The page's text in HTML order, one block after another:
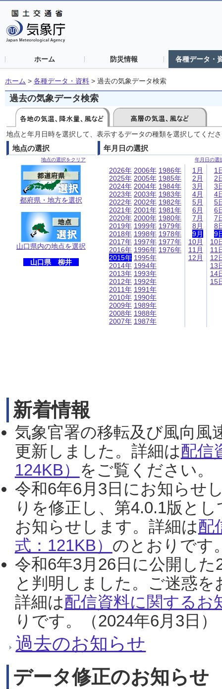
ホーム 防災情報 各種データ・
ホーム > 各種データ・資料 > 過去の気象データ検索
過去の気象データ検索
地点と年月日時を選択して、表示するデータの種類を選択してくだ
地点の選択
地点の選択をクリア
都府県・地方を選択
山口県内の地点を選択
山口県 柳井
年月日の選択
年月日の選
2026年
2025年
2024年
2023年
2022年
2021年
2020年
2019年
2018年
2017年
2016年
2015年
2014年
2013年
2012年
2011年
2010年
2009年
2008年
2007年
2006年
2005年
2004年
2003年
2002年
2001年
2000年
1999年
1998年
1997年
1996年
1995年
1994年
1993年
1992年
1991年
1990年
1989年
1988年
1987年
1986年
1985年
1984年
1983年
1982年
1981年
1980年
1979年
1978年
1977年
1976年
1月
2月
3月
4月
5月
6月
7月
8月
9月
10月
11月
12月
1
2
3
4
5
6
7
8
9
10
11
12
13
14
15
新着情報
気象官署の移転及び風向風
更新しました。詳細は配信
124KB） をご覧ください。
令和6年6月3日にお知らせ
りを修正し、第4.0.1版と
お知らせします。詳細は配
式：121KB） のとおりです
令和6年3月26日に公開し
と判明しました。ご迷惑
詳細は配信資料に関するお
りです。（2024年6月3日）
過去のお知らせ
データ修正のお知らせ